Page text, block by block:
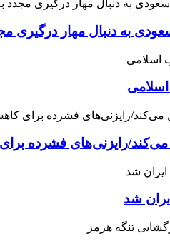
به دنبال مهار
اسلامی
رایزنی‌های فشرده
شد